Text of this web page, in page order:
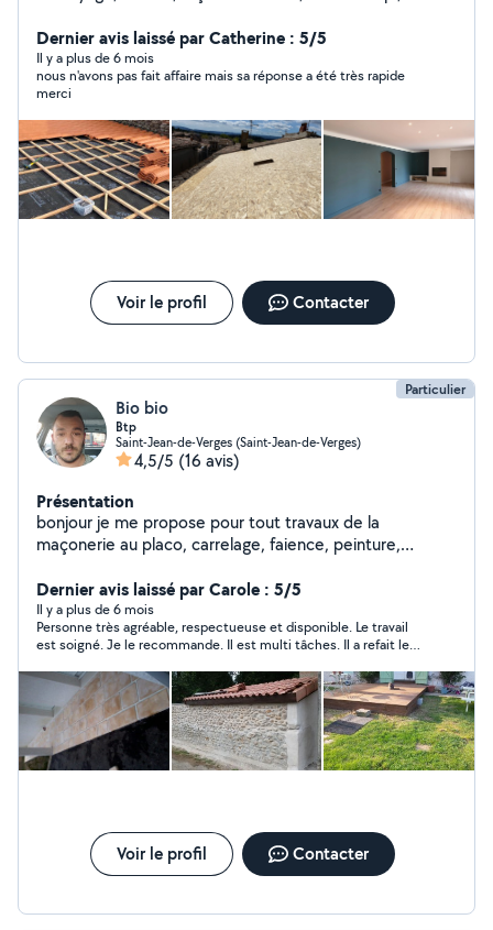
débroussaillage, création de jardin, entretien, jardin et
parc fondation isolation DEVIS GRATUIT numéro de
SIRET 98096178300019
Dernier avis laissé par Catherine : 5/5
Il y a plus de 6 mois
nous n'avons pas fait affaire mais sa réponse a été très rapide
merci
Voir le profil Contacter
Particulier
Bio bio
Btp
Saint-Jean-de-Verges (Saint-Jean-de-Verges)
4,5/5 (16 avis)
Présentation
bonjour je me propose pour tout travaux de la
maçonerie au placo, carrelage, faience, peinture,
tapisserie, terrasse bois,en passant part le jardinage.
Dernier avis laissé par Carole : 5/5
Il y a plus de 6 mois
Personne très agréable, respectueuse et disponible. Le travail
est soigné. Je le recommande. Il est multi tâches. Il a refait les
contente.
Voir le profil Contacter